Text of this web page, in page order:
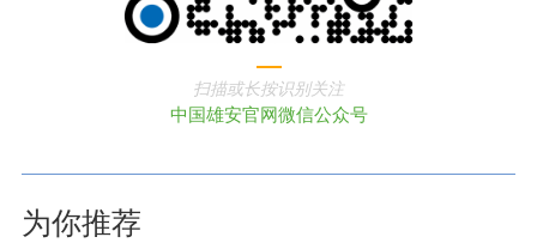
扫描或长按识别关注
中国雄安官网微信公众号
为你推荐